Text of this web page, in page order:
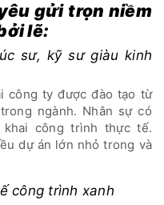
gửi trọn niềm
lẽ:
sư, kỹ sư giàu kinh
công ty được đào tạo từ
ngành. Nhân sự có
công trình thực tế.
dự án lớn nhỏ trong và
công trình xanh